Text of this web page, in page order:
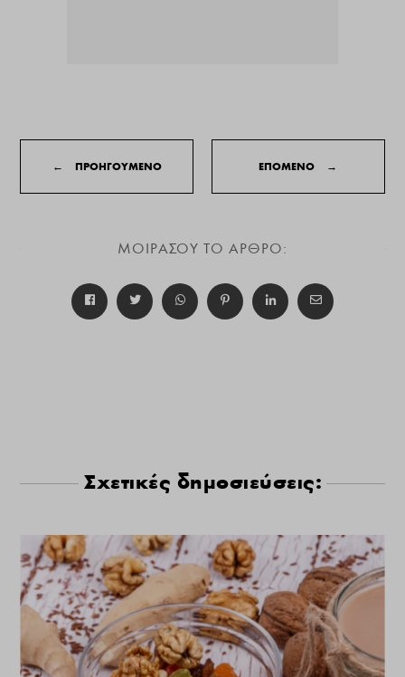
← ΠΡΟΗΓΟΥΜΕΝΟ ΕΠΟΜΕΝΟ →
ΜΟΙΡΑΣΟΥ ΤΟ ΑΡΘΡΟ:
Σχετικές δημοσιεύσεις: